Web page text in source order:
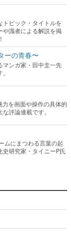
トピック・タイトルを
や識者による解説を掲
ーの青春〜
マンガ家・田中圭一先
を画面や操作の具体的
評論連載です。
ムにまつわる言葉の起
研究家・タイニーP氏